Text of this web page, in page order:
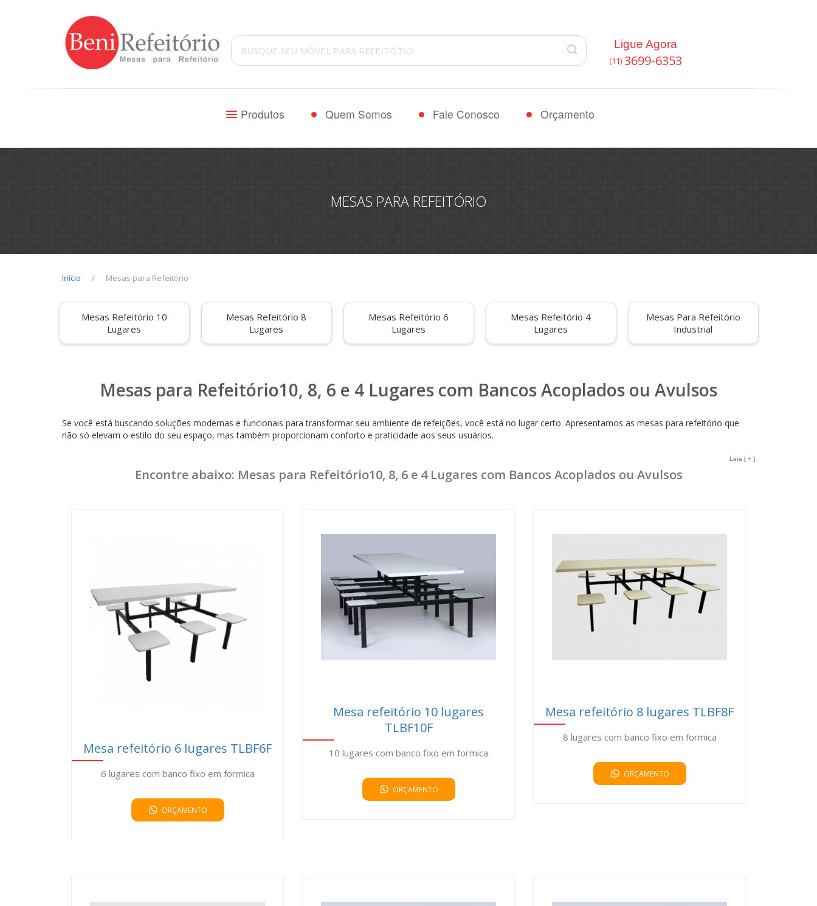
Ligue Agora
(11) 3699-6353
Produtos Quem Somos Fale Conosco Orçamento
MESAS PARA REFEITÓRIO
Início Mesas para Refeitório
Mesas Refeitório 10
Lugares
Mesas Refeitório 8
Lugares
Mesas Refeitório 6
Lugares
Mesas Refeitório 4
Lugares
Mesas Para Refeitório
Industrial
Mesas para Refeitório10, 8, 6 e 4 Lugares com Bancos Acoplados ou Avulsos
Se você está buscando soluções modernas e funcionais para transformar seu ambiente de refeições, você está no lugar certo. Apresentamos as mesas para refeitório que
não só elevam o estilo do seu espaço, mas também proporcionam conforto e praticidade aos seus usuários.
Nossas mesas para refeitório são projetadas com materiais de alta qualidade, duráveis e fáceis de limpar. Desde o estilo clássico até o mais moderno, oferecemos uma
variedade de opções para atender às necessidades específicas do seu espaço.
Com nossas mesas para refeitório, você não só melhora a estética do espaço, mas também cria um ambiente acolhedor que promove a interação e o bem-estar.Oferecemos
Transforme seu espaço de refeições em um ambiente que inspire e promova o conforto dos seus usuários. Entre em contato conosco hoje mesmo para saber mais sobre
nossas opções de mesas para refeitório e como podemos ajudá-lo a criar o ambiente ideal para suas necessidades.
Leia [ + ]
Encontre abaixo: Mesas para Refeitório10, 8, 6 e 4 Lugares com Bancos Acoplados ou Avulsos
Mesa refeitório 6 lugares TLBF6F
6 lugares com banco fixo em formica
ORÇAMENTO
Mesa refeitório 10 lugares
TLBF10F
10 lugares com banco fixo em formica
ORÇAMENTO
Mesa refeitório 8 lugares TLBF8F
8 lugares com banco fixo em formica
ORÇAMENTO